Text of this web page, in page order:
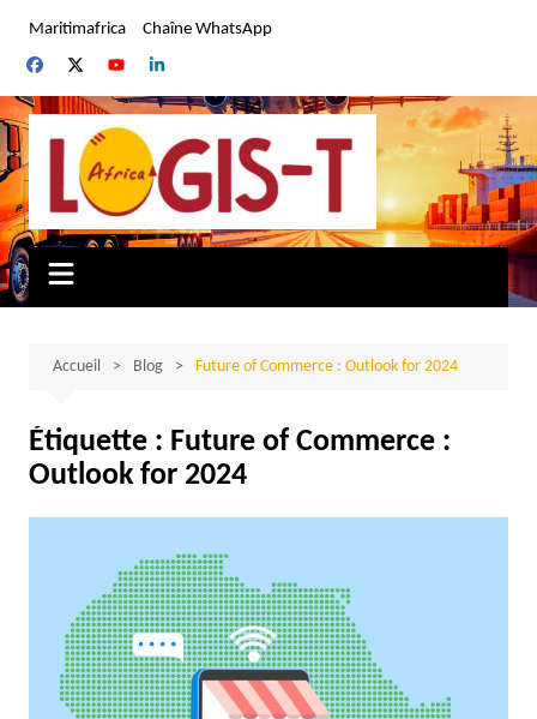
contenu
Maritimafrica Chaîne WhatsApp
Accueil Blog Future of Commerce : Outlook for 2024
Étiquette : Future of Commerce :
Outlook for 2024